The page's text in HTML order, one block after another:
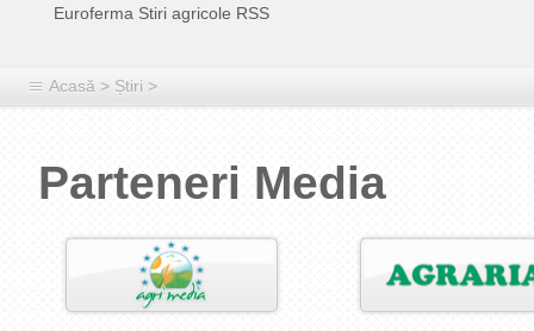
Euroferma Stiri agricole RSS
Acasă > Știri >
Parteneri Media